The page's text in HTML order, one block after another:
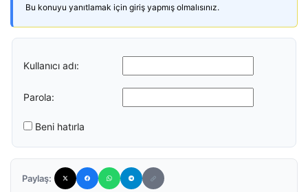
Bu konuyu yanıtlamak için giriş yapmış olmalısınız.
Kullanıcı adı:
Parola:
Beni hatırla
Paylaş: